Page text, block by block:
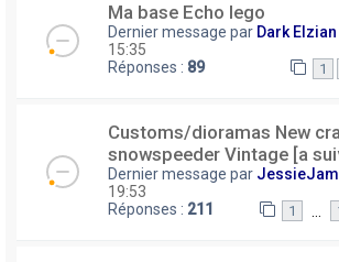
Ma base Echo lego
Dernier message par Dark Elzian
15:35
Réponses : 89 1
Customs/dioramas New
snowspeeder Vintage [a
Dernier message par
19:53
Réponses : 211 1